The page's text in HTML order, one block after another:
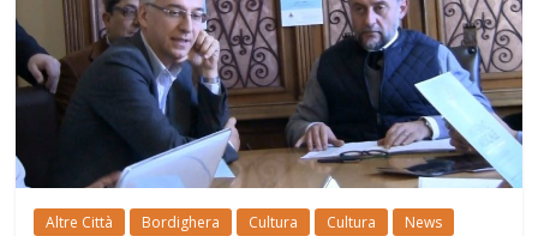
Altre Città Bordighera Cultura Cultura News